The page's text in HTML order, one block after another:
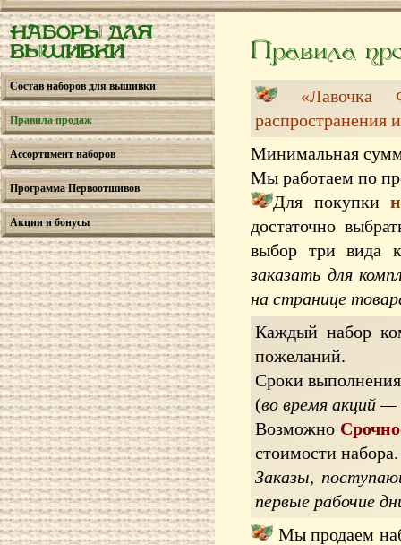
НАБОРЫ ДЛЯ
ВЫШИВКИ
Состав наборов для вышивки
Правила продаж
Ассортимент наборов
Программа Первоотшивов
Акции и бонусы
Правила
распространения
Минимальная
Мы работаем по
Для покупки
достаточно
выбор три вида
заказать для
на странице
Каждый набор
пожеланий.
Сроки
(во время акций —
Возможно
стоимости набора.
Заказы,
первые рабочие
Мы продаем